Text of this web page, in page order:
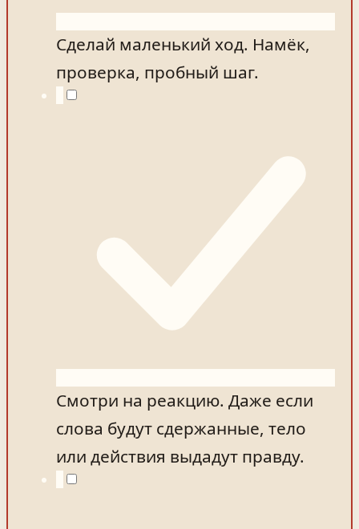
Сделай маленький ход. Намёк,
проверка, пробный шаг.
Смотри на реакцию. Даже если
слова будут сдержанные, тело
или действия выдадут правду.